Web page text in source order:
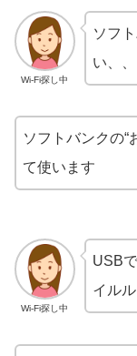
Wi-Fi探し中
ソフ
い、
ソフトバンクの“
て使います
Wi-Fi探し中
USB
イル